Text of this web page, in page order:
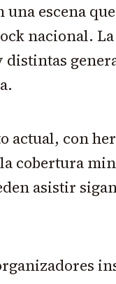
escena
nacional.
distintas
actual, con
cobertura
asistir